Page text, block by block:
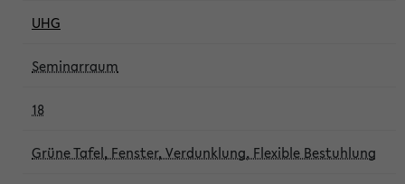
UHG
Seminarraum
18
Grüne Tafel, Fenster, Verdunklung, Flexible Bestuhlung